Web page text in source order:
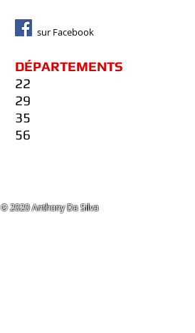
sur Facebook
DÉPARTEMENTS
22
29
35
56
© 2020 Anthony Da Silva